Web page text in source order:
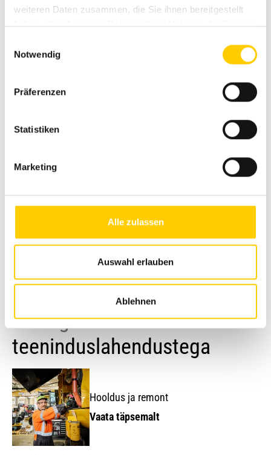
weiteren Daten zusammen, die Sie ihnen bereitgestellt
haben oder die sie im Rahmen Ihrer Nutzung der Dienste
Notwendig
Präferenzen
Statistiken
Marketing
Alle zulassen
Auswahl erlauben
Ablehnen
YELLOW WEEKS
E-poes 20% allahindlus valitud Cat Reman
Tutvuge meie
teeninduslahendustega
Hooldus ja remont
Vaata täpsemalt